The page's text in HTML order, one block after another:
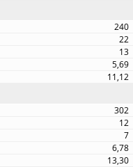
240
22
13
5,69
11,12
302
12
7
6,78
13,30